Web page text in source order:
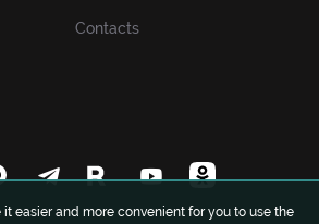
easier and more convenient for you to use the
Contacts